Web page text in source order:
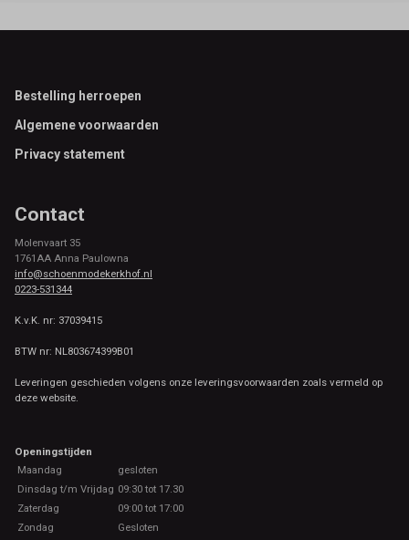
Footer
Bestelling herroepen
Algemene voorwaarden
Privacy statement
Contact
Molenvaart 35
1761AA Anna Paulowna
info@schoenmodekerkhof.nl
0223-531344
K.v.K. nr: 37039415
BTW nr: NL803674399B01
Leveringen geschieden volgens onze leveringsvoorwaarden zoals vermeld op
deze website.
Openingstijden
Maandag
gesloten
Dinsdag t/m Vrijdag 09:30 tot 17.30
Zaterdag
09:00 tot 17:00
Zondag
Gesloten